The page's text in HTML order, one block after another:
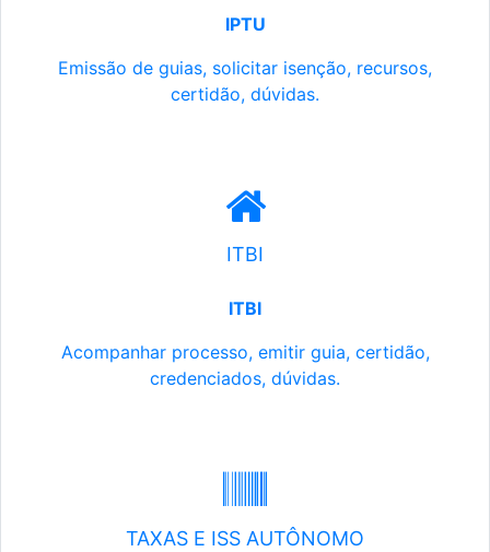
IPTU
Emissão de guias, solicitar isenção, recursos,
certidão, dúvidas.
ITBI
ITBI
Acompanhar processo, emitir guia, certidão,
credenciados, dúvidas.
TAXAS E ISS AUTÔNOMO